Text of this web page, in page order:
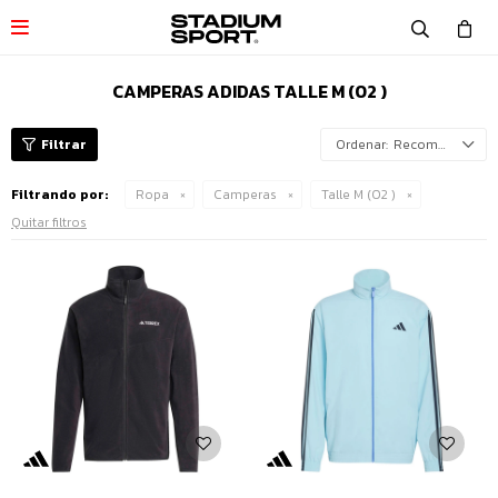

CAMPERAS ADIDAS TALLE M (02 )
Recomendados
Filtrando por: Ropa Camperas
Talle M (02 )
Quitar filtros